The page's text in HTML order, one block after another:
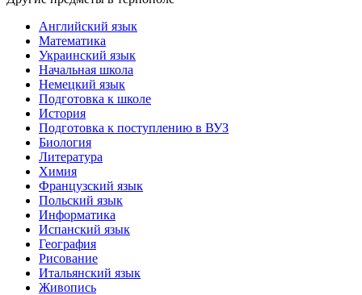
Английский язык
Математика
Украинский язык
Начальная школа
Немецкий язык
Подготовка к школе
История
Подготовка к поступлению в ВУЗ
Биология
Литература
Химия
Французский язык
Польский язык
Информатика
Испанский язык
География
Рисование
Итальянский язык
Живопись